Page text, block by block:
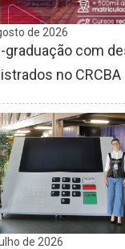
de 2026
graduação com
no CRCBA
de 2026